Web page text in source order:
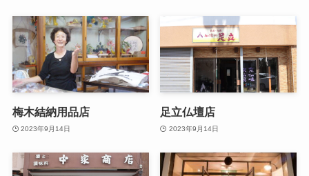
梅木結納用品店
2023年9月14日
足立仏壇店
2023年9月14日